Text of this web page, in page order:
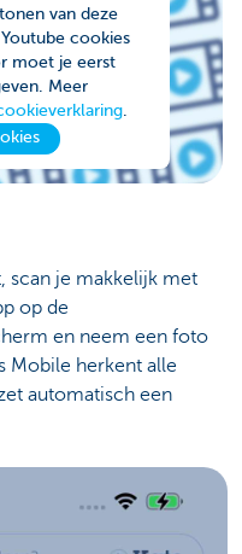
van deze
cookies
moet je eerst
Meer
.
scan je makkelijk met
op de
en neem een foto
Mobile herkent alle
automatisch een